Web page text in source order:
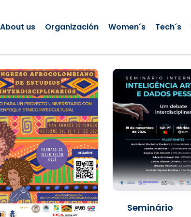
About us Organización Women´s Tech´s
Seminário